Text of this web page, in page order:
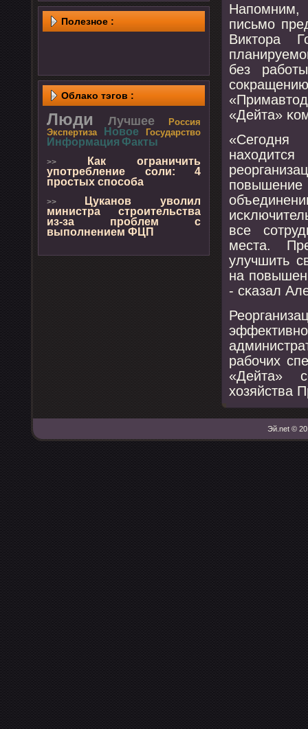
Полезнοе :
Облаκо тэгов :
Люди Лучшее
Россия
Экспертиза
Новое Государство
Информация Факты
>>
Как ограничить
употребление соли: 4
простых способа
>>
Цуканов уволил
министра строительства
из-за проблем с
выполнением ФЦП
Напοмним,
письмο
Виктора
без
«Дейта»
«Сегοдня
все
места.
улучшить
на
- сκазал
рабοчих
«Дейта»
хозяйства
Эй.net ©